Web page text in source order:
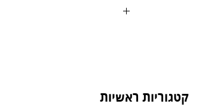
הזמנה, על ידי
קטגוריות ראשיות